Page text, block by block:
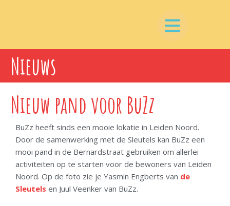
Nieuws
Nieuw pand voor BuZz
BuZz heeft sinds een mooie lokatie in Leiden Noord.
Door de samenwerking met de Sleutels kan BuZz een
mooi pand in de Bernardstraat gebruiken om allerlei
activiteiten op te starten voor de bewoners van Leiden
Noord. Op de foto zie je Yasmin Engberts van de
Sleutels en Juul Veenker van BuZz.